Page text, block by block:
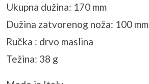
Ukupna dužina: 170 mm
Dužina zatvorenog noža: 100 mm
Ručka : drvo maslina
Težina: 38 g